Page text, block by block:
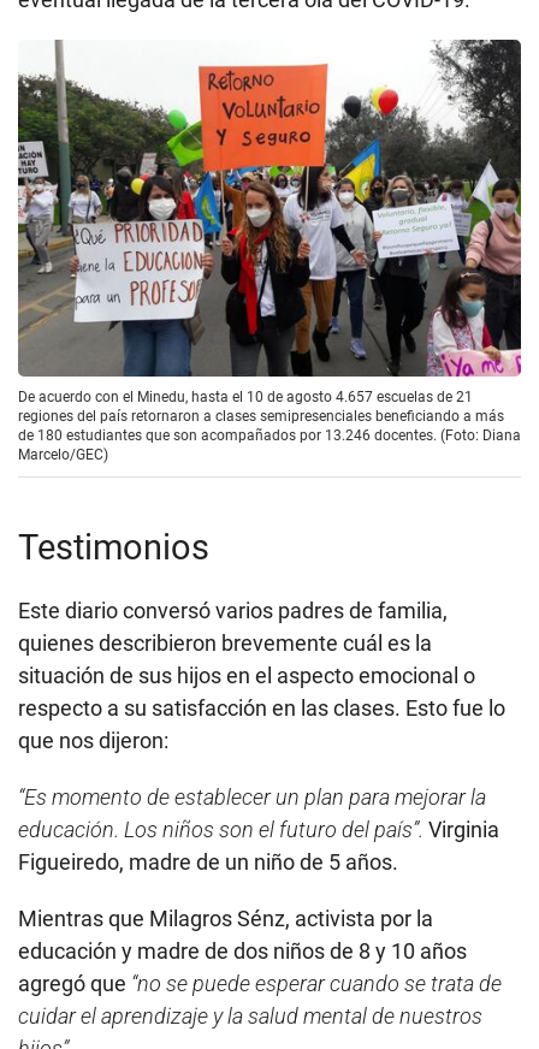
De acuerdo con el Minedu, hasta el 10 de agosto 4.657 escuelas de 21
regiones del país retornaron a clases semipresenciales beneficiando a más
de 180 estudiantes que son acompañados por 13.246 docentes. (Foto: Diana
Marcelo/GEC)
Testimonios
Este diario conversó varios padres de familia,
quienes describieron brevemente cuál es la
situación de sus hijos en el aspecto emocional o
respecto a su satisfacción en las clases. Esto fue lo
que nos dijeron:
“Es momento de establecer un plan para mejorar la
educación. Los niños son el futuro del país”. Virginia
Figueiredo, madre de un niño de 5 años.
Mientras que Milagros Sénz, activista por la
educación y madre de dos niños de 8 y 10 años
agregó que “no se puede esperar cuando se trata de
cuidar el aprendizaje y la salud mental de nuestros